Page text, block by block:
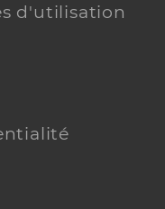
d'utilisation